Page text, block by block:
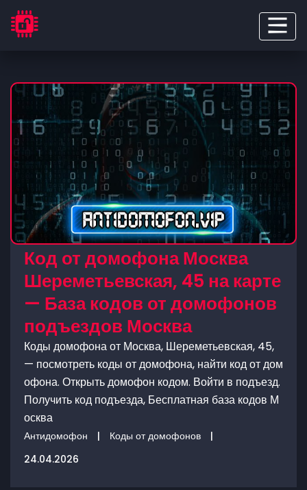
Код от домофона Москва
Шереметьевская, 45 на карте
— База кодов от домофонов
подъездов Москва
Коды домофона от Москва, Шереметьевская, 45,
— посмотреть коды от домофона, найти код от дом
офона. Открыть домофон кодом. Войти в подъезд.
Получить код подъезда, Бесплатная база кодов М
осква
Антидомофон | Коды от домофонов
|
24.04.2026